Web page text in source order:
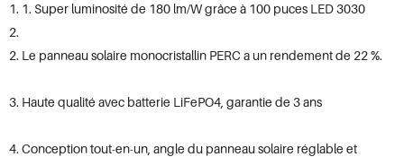
1. Super luminosité de 180 lm/W grâce à 100 puces LED 3030
2. Le panneau solaire monocristallin PERC a un rendement de 22 %.
3. Haute qualité avec batterie LiFePO4, garantie de 3 ans
4. Conception tout-en-un, angle du panneau solaire réglable et